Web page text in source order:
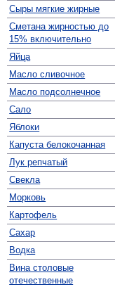
Сыры мягкие жирные
Сметана жирностью до
15% включительно
Яйца
Масло сливочное
Масло подсолнечное
Сало
Яблоки
Капуста белокочанная
Лук репчатый
Свекла
Морковь
Картофель
Сахар
Водка
Вина столовые
отечественные